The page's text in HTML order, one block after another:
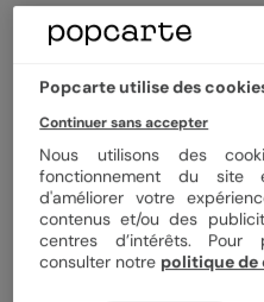
3,99 €
Enveloppe blanche offerte
Fabrication française
Expédition rapide en 48h
Popcarte utilise des
Continuer sans accepter
Nous utilisons des
fonctionnement du
d'améliorer votre
contenus et/ou des
centres d’intérêts. Pour
consulter notre politique